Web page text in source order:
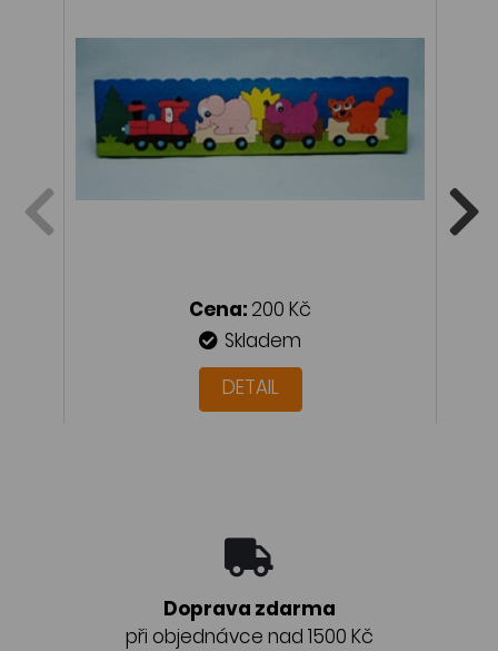
Cena: 200 Kč
Skladem
DETAIL
Doprava zdarma
při objednávce nad 1500 Kč